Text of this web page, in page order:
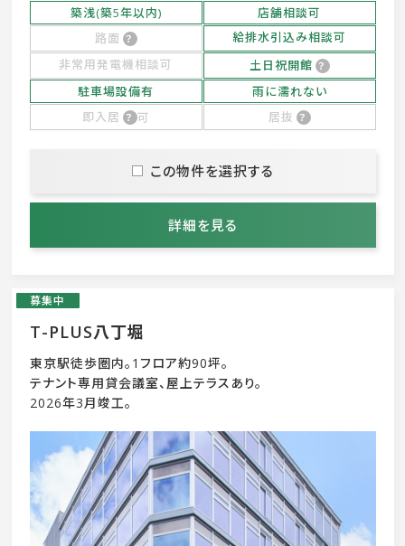
築浅(築5年以内)
店舗相談可
路面
給排水引込み相談可
非常用発電機相談可
土日祝開館
駐車場設備有
雨に濡れない
即入居
可 居抜
この物件を選択する
詳細を見る
募集中
T-PLUS八丁堀
東京駅徒歩圏内。1フロア約90坪。
テナント専用貸会議室、屋上テラスあり。
2026年3月竣工。